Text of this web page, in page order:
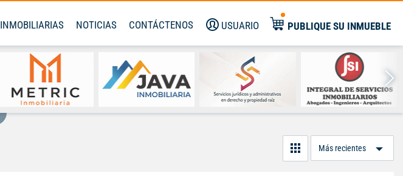
INMOBILIARIAS NOTICIAS CONTÁCTENOS USUARIO PUBLIQUE SU INMUEBLE